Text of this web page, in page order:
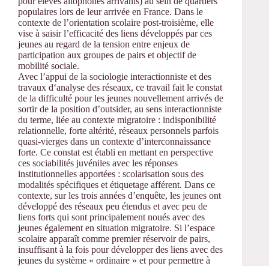
populaires lors de leur arrivée en France. Dans le
contexte de l’orientation scolaire post-troisième, elle
vise à saisir l’efficacité des liens développés par ces
jeunes au regard de la tension entre enjeux de
participation aux groupes de pairs et objectif de
mobilité sociale.
Avec l’appui de la sociologie interactionniste et des
travaux d‘analyse des réseaux, ce travail fait le constat
de la difficulté pour les jeunes nouvellement arrivés de
sortir de la position d’outsider, au sens interactionniste
du terme, liée au contexte migratoire : indisponibilité
relationnelle, forte altérité, réseaux personnels parfois
quasi-vierges dans un contexte d’interconnaissance
forte. Ce constat est établi en mettant en perspective
ces sociabilités juvéniles avec les réponses
institutionnelles apportées : scolarisation sous des
modalités spécifiques et étiquetage afférent. Dans ce
contexte, sur les trois années d’enquête, les jeunes ont
développé des réseaux peu étendus et avec peu de
liens forts qui sont principalement noués avec des
jeunes également en situation migratoire. Si l’espace
scolaire apparaît comme premier réservoir de pairs,
insuffisant à la fois pour développer des liens avec des
jeunes du système « ordinaire » et pour permettre à